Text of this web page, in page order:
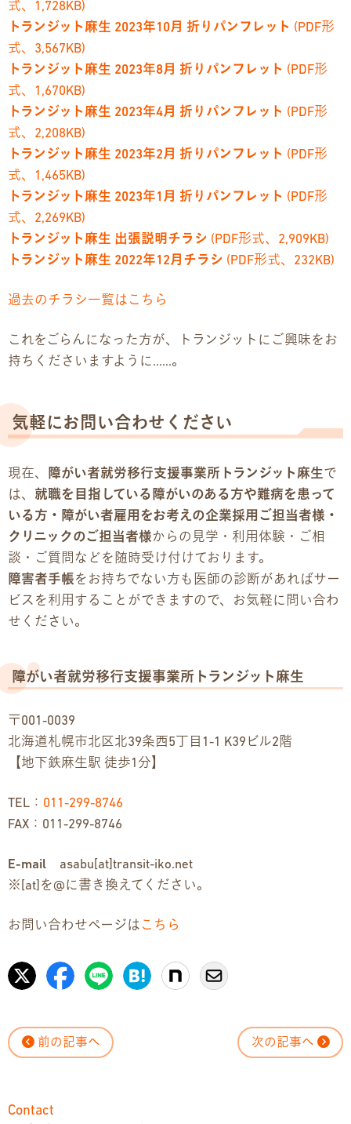
式、1,728KB)
トランジット麻生 2023年10月 折りパンフレット (PDF形
式、3,567KB)
トランジット麻生 2023年8月 折りパンフレット (PDF形
式、1,670KB)
トランジット麻生 2023年4月 折りパンフレット (PDF形
式、2,208KB)
トランジット麻生 2023年2月 折りパンフレット (PDF形
式、1,465KB)
トランジット麻生 2023年1月 折りパンフレット (PDF形
式、2,269KB)
トランジット麻生 出張説明チラシ (PDF形式、2,909KB)
トランジット麻生 2022年12月チラシ (PDF形式、232KB)
過去のチラシ一覧はこちら
これをごらんになった方が、トランジットにご興味をお
持ちくださいますように……。
気軽にお問い合わせください
現在、 障がい者就労移行支援事業所トランジット麻生で
は、 就職を目指している障がいのある方や難病を患って
いる方・障がい者雇用をお考えの企業採用ご担当者様・
クリニックのご担当者様からの見学・利用体験・ご相
談・ご質問などを随時受け付けております。
障害者手帳をお持ちでない方も医師の診断があればサー
ビスを利用することができますので、お気軽に問い合わ
せください。
障がい者就労移行支援事業所トランジット麻生
〒001-0039
北海道札幌市北区北39条西5丁目1-1 K39ビル2階
【地下鉄麻生駅 徒歩1分】
TEL： 011-299-8746
FAX：011-299-8746
E-mail asabu[at]transit-iko.net
※[at]を@に書き換えてください。
お問い合わせページは こちら
前の記事へ 次の記事へ
Contact